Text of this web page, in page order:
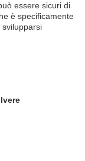
essere sicuri di
è specificamente